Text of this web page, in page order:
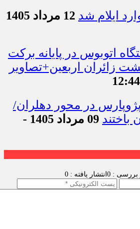
ایلام شد
12 مرداد 1405
۷۱۴ دستگاه اتوبوس در پایانه برکت
زائران اربعین+تصاویر
در محور دهلران/
09 مرداد 1405 -
بررسی : 0 انتشار یافته : 0